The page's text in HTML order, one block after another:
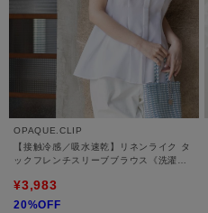
OPAQUE.CLIP
【接触冷感／吸水速乾】リネンライク タ
ックフレンチスリーブブラウス《洗濯機
¥3,983
20%OFF